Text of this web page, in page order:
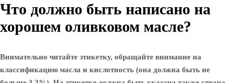
Что должно быть написано на
хорошем оливковом масле?
Внимательно читайте этикетку, обращайте внимание на
классификацию масла и кислотность (она должна быть не